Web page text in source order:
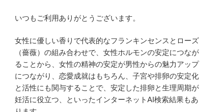
いつもご利用ありがとうございます。
女性に優しい香りで代表的なフランキンセンスとローズ
（薔薇）の組み合わせで、女性ホルモンの安定につなが
ることから、女性の精神の安定が男性からの魅力アップ
につながり、恋愛成就はもちろん、子宮や排卵の安定化
と活性にも関与することで、安定した排卵と生理周期が
妊活に役立つ、といったインターネットAI検索結果もあ